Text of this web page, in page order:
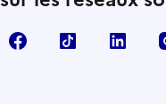
FacebookTikTok